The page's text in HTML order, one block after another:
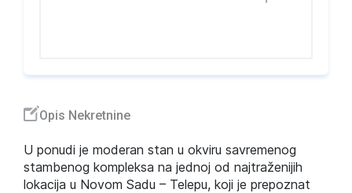
Opis Nekretnine
U ponudi je moderan stan u okviru savremenog
stambenog kompleksa na jednoj od najtraženijih
lokacija u Novom Sadu – Telepu, koji je prepoznat